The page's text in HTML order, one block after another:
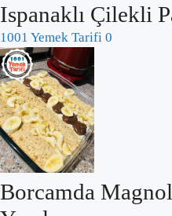
Ispanaklı Çilekli
1001 Yemek Tarifi 0
Borcamda